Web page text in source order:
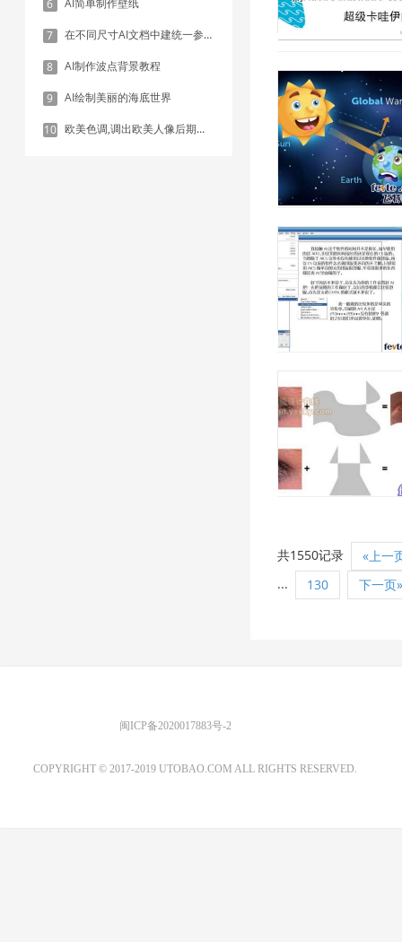
6 AI简单制作壁纸
7 在不同尺寸AI文档中建统一参考线 - 方法1：对齐和分布
8 AI制作波点背景教程
9 AI绘制美丽的海底世界
10 欧美色调,调出欧美人像后期色调实例
共1550记录
«上一
...
130 下一页»
闽ICP备2020017883号-2
COPYRIGHT © 2017-2019 UTOBAO.COM ALL RIGHTS RESERVED.